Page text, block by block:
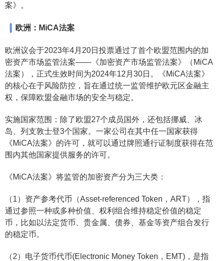
案》。
欧洲：MiCA法案
欧洲议会于2023年4月20日投票通过了首个欧盟范围内的加
密资产市场监管法案——《加密资产市场监管法案》（MiCA
法案），正式生效时间为2024年12月30日。《MiCA法案》
的核心在于风险防控，旨在通过统一监管维护欧元区金融主
权，保障欧盟金融市场的安全与稳定。
实施国家范围：除了欧盟27个成员国外，还包括挪威、冰
岛、列支敦士登3个国家。一家公司在其中任一国家获得
《MiCA法案》的许可，就可以通过牌照通行证制度获得在范
围内其他国家提供服务的许可。
《MiCA法案》将监管的加密资产分为三大类：
（1）资产参考代币（Asset-referenced Token，ART），指
通过参照一种或多种价值、权利组合维持稳定价值的稳定
币，比如以法定货币、贵金属、债券、基金等资产组合发行
的稳定币。
（2）电子货币代币(Electronic Money Token，EMT)，是指